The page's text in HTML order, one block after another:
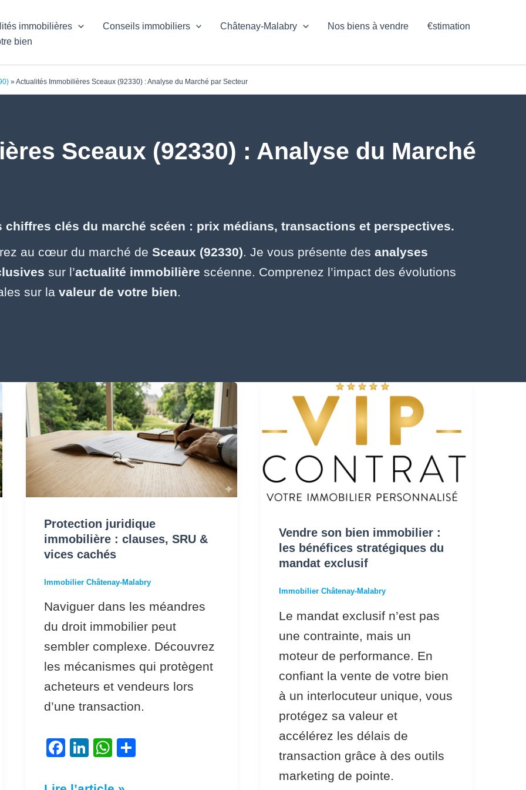
immobilières Conseils immobiliers Châtenay-Malabry Nos biens à vendre
€stimation
bien
»Actualités Immobilières Sceaux (92330) : Analyse du Marché par Secteur
Sceaux (92330) : Analyse du Marché
chiffres clés du marché scéen : prix médians, transactions et perspectives.
au cœur du marché de Sceaux (92330). Je vous présente des analyses
sur l’actualité immobilière scéenne. Comprenez l’impact des évolutions
sur la valeur de votre bien.
Protection juridique
immobilière : clauses, SRU &
vices cachés
Immobilier Châtenay-Malabry
Naviguer dans les méandres
du droit immobilier peut
sembler complexe. Découvrez
les mécanismes qui protègent
acheteurs et vendeurs lors
d’une transaction.
F
c
Li
k
W
at
Protection
juridique
immobilière :
clauses,
SRU
&
cachés
Vendre son bien immobilier :
les bénéfices stratégiques du
mandat exclusif
Immobilier Châtenay-Malabry
Le mandat exclusif n’est pas
une contrainte, mais un
moteur de performance. En
confiant la vente de votre bien
à un interlocuteur unique, vous
protégez sa valeur et
accélérez les délais de
transaction grâce à des outils
marketing de pointe.
son
bien
les
bénéfices
du
mandat
exclusif